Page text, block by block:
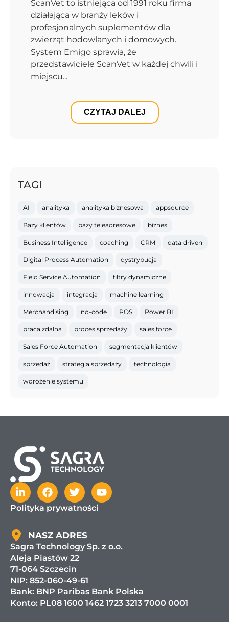
CZYTAJ DALEJ
ScanVet to istniejąca od 1991 roku firma
działająca w branży leków i
profesjonalnych suplementów dla
zwierząt hodowlanych i domowych.
System Emigo sprawia, że
przedstawiciele ScanVet w każdej chwili i
miejscu...
TAGI
AI analityka analityka biznesowa appsource
Bazy klientów bazy teleadresowe biznes
Business Intelligence coaching CRM data driven
Digital Process Automation dystrybucja
Field Service Automation filtry dynamiczne
innowacja integracja machine learning
Merchandising no-code POS Power BI
praca zdalna proces sprzedaży sales force
Sales Force Automation segmentacja klientów
sprzedaż strategia sprzedaży technologia
wdrożenie systemu
Polityka prywatności
NASZ ADRES
Sagra Technology Sp. z o.o.
Aleja Piastów 22
71-064 Szczecin
NIP: 852-060-49-61
Bank: BNP Paribas Bank Polska
Konto: PL08 1600 1462 1723 3213 7000 0001